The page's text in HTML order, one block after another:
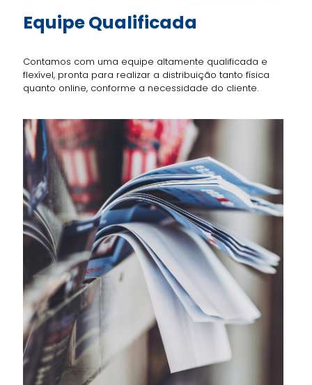
EquipeQualificada
Contamos com uma equipe altamente qualificada e
flexível, pronta para realizar a distribuição tanto física
quanto online, conforme a necessidade do cliente.